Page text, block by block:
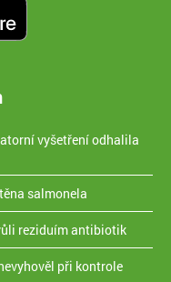
vyšetření odhalila
salmonela
reziduím antibiotik
při kontrole